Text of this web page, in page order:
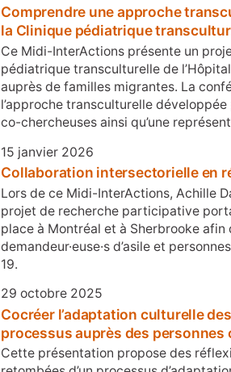
Comprendre une approche
la Clinique pédiatrique
Ce Midi-InterActions présente un
pédiatrique transculturelle de
auprès de familles migrantes. La
l’approche transculturelle
co-chercheuses ainsi qu’une
15 janvier 2026
Collaboration intersectorielle en
Lors de ce Midi-InterActions, Achille
projet de recherche participative
place à Montréal et à Sherbrooke afin
demandeur·euse·s d’asile et
19.
29 octobre 2025
Cocréer l’adaptation culturelle
processus auprès des personnes
Cette présentation propose des